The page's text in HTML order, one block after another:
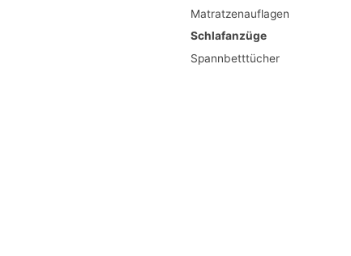
Matratzenauflagen
Schlafanzüge
Spannbetttücher